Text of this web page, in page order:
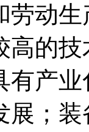
劳动
高的
有产
展；